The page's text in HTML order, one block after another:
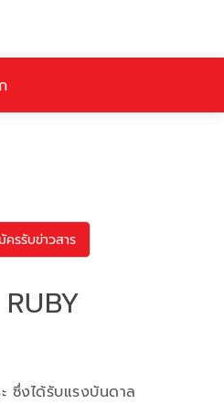
ซึ่งได้รับแรงบันดาล
ครรับข่าวสาร